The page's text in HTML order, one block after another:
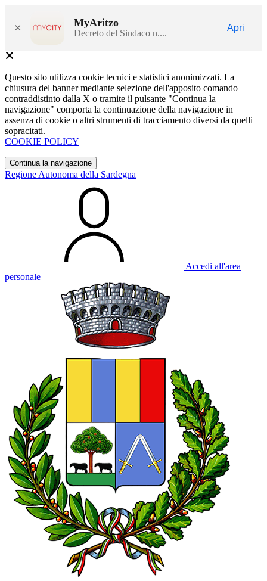
× MyAritzo
Decreto del Sindaco n....
Apri
Questo sito utilizza cookie tecnici e statistici anonimizzati. La
chiusura del banner mediante selezione dell'apposito comando
contraddistinto dalla X o tramite il pulsante "Continua la
navigazione" comporta la continuazione della navigazione in
assenza di cookie o altri strumenti di tracciamento diversi da quelli
sopracitati.
COOKIE POLICY
Continua la navigazione
Regione Autonoma della Sardegna
Accedi all'area
personale